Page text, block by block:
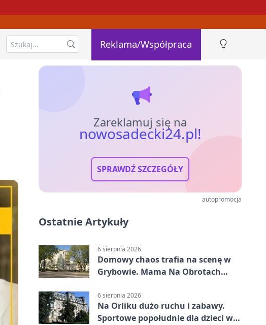
Reklama/Współpraca
Zareklamuj się na
nowosadecki24.pl!
SPRAWDŹ SZCZEGÓŁY
autopromocja
Ostatnie Artykuły
6 sierpnia 2026
Domowy chaos trafia na scenę w
Grybowie. Mama Na Obrotach
6 sierpnia 2026
Na Orliku dużo ruchu i zabawy.
Sportowe popołudnie dla dzieci w